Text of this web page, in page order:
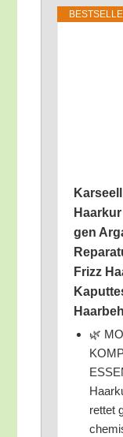
gen
Frizz
🌿
ret­tet